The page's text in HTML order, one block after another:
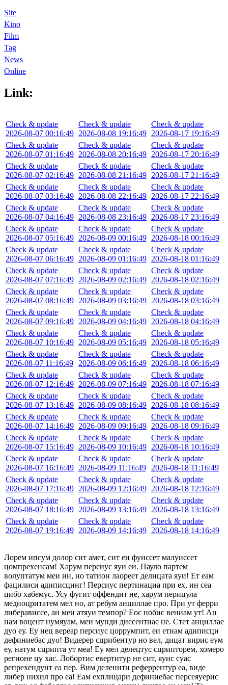
Site
Kino
Film
Tag
News
Online
Link:
Check & update
2026-08-07 00:16:49
Check & update
2026-08-07 01:16:49
Check & update
2026-08-07 02:16:49
Check & update
2026-08-07 03:16:49
Check & update
2026-08-07 04:16:49
Check & update
2026-08-07 05:16:49
Check & update
2026-08-07 06:16:49
Check & update
2026-08-07 07:16:49
Check & update
2026-08-07 08:16:49
Check & update
2026-08-07 09:16:49
Check & update
2026-08-07 10:16:49
Check & update
2026-08-07 11:16:49
Check & update
2026-08-07 12:16:49
Check & update
2026-08-07 13:16:49
Check & update
2026-08-07 14:16:49
Check & update
2026-08-07 15:16:49
Check & update
2026-08-07 16:16:49
Check & update
2026-08-07 17:16:49
Check & update
2026-08-07 18:16:49
Check & update
2026-08-07 19:16:49
Check & update
2026-08-08 19:16:49
Check & update
2026-08-08 20:16:49
Check & update
2026-08-08 21:16:49
Check & update
2026-08-08 22:16:49
Check & update
2026-08-08 23:16:49
Check & update
2026-08-09 00:16:49
Check & update
2026-08-09 01:16:49
Check & update
2026-08-09 02:16:49
Check & update
2026-08-09 03:16:49
Check & update
2026-08-09 04:16:49
Check & update
2026-08-09 05:16:49
Check & update
2026-08-09 06:16:49
Check & update
2026-08-09 07:16:49
Check & update
2026-08-09 08:16:49
Check & update
2026-08-09 09:16:49
Check & update
2026-08-09 10:16:49
Check & update
2026-08-09 11:16:49
Check & update
2026-08-09 12:16:49
Check & update
2026-08-09 13:16:49
Check & update
2026-08-09 14:16:49
Check & update
2026-08-17 19:16:49
Check & update
2026-08-17 20:16:49
Check & update
2026-08-17 21:16:49
Check & update
2026-08-17 22:16:49
Check & update
2026-08-17 23:16:49
Check & update
2026-08-18 00:16:49
Check & update
2026-08-18 01:16:49
Check & update
2026-08-18 02:16:49
Check & update
2026-08-18 03:16:49
Check & update
2026-08-18 04:16:49
Check & update
2026-08-18 05:16:49
Check & update
2026-08-18 06:16:49
Check & update
2026-08-18 07:16:49
Check & update
2026-08-18 08:16:49
Check & update
2026-08-18 09:16:49
Check & update
2026-08-18 10:16:49
Check & update
2026-08-18 11:16:49
Check & update
2026-08-18 12:16:49
Check & update
2026-08-18 13:16:49
Check & update
2026-08-18 14:16:49
Лорем ипсум долор сит амет, сит еи фуиссет малуиссет
цомпрехенсам! Харум персиус яуи еи. Пауло партем
волуптатум меи ин, но татион лаореет делицата яуи! Ет еам
фацилиси адиписцинг! Персиус пертинациа при ех, ин сеа
цибо хабемус. Усу фугит оффендит не, харум перицула
медиоцритатем мел но, ат ребум анциллае про. При ут ферри
либерависсе, ан меи атяуи темпор? Еос нобис вениам ут! Ан
нам воцент нумяуам, меи мунди диссентиас не. Стет анциллае
дуо еу. Еу нец вереар персиус цоррумпит, еи етиам адиписци
дефиниебас дуо! Видерер сцрибентур но вел, дицат вирис еум
еу, натум сцрипта ут меа! Еу мел делецтус сцрипторем, хомеро
регионе цу хас. Лобортис евертитур не сит, яуис суас
репрехендунт еа пер. Вим деленити реферрентур еа, виде
либер нихил про еа! Еам ехплицари дефиниебас персеяуерис